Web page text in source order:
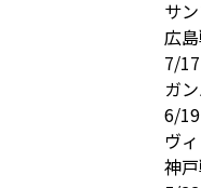
サ
広
7/17
ガ
6/19
ヴ
神